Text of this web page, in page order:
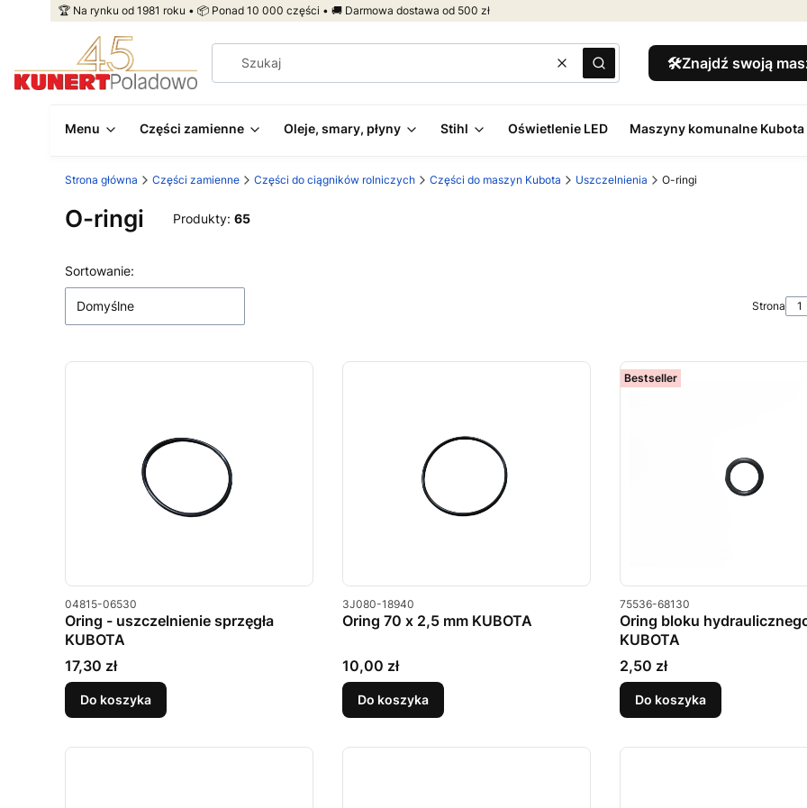
🏆 Na rynku od 1981 roku • 📦 Ponad 10 000 części • 🚚 Darmowa dostawa od 500 zł
WyczyśćSzukaj 🛠️Znajdź swoją
Menu Części zamienne Oleje, smary, płyny Stihl Oświetlenie LED Maszyny komunalne Kubota
Strona główna Części zamienne Części do ciągników rolniczych Części do maszyn Kubota Uszczelnienia O-ringi
O-ringi Produkty: 65
Lista produktów
Sortowanie:
Domyślne Strona
Kod produktu
04815-06530
Oring - uszczelnienie sprzęgła
KUBOTA
Cena
17,30 zł
Do koszyka
Kod produktu
3J080-18940
Oring 70 x 2,5 mm KUBOTA
Cena
10,00 zł
Do koszyka
Bestseller
Kod produktu
75536-68130
Oring bloku
KUBOTA
Cena
2,50 zł
Do koszyka